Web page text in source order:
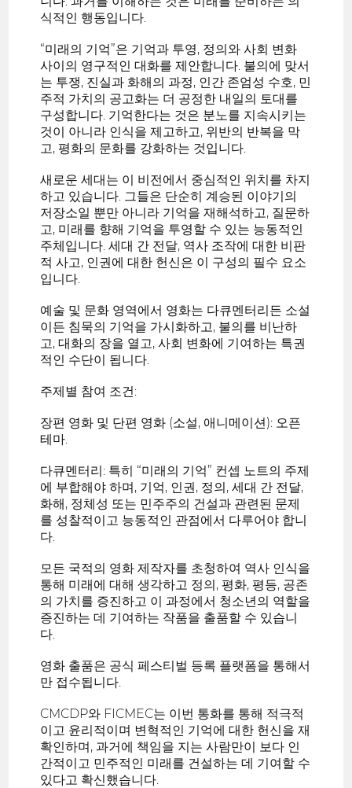
식적인 행동입니다.
“미래의 기억”은 기억과 투영, 정의와 사회 변화
사이의 영구적인 대화를 제안합니다. 불의에 맞서
는 투쟁, 진실과 화해의 과정, 인간 존엄성 수호, 민
주적 가치의 공고화는 더 공정한 내일의 토대를
구성합니다. 기억한다는 것은 분노를 지속시키는
것이 아니라 인식을 제고하고, 위반의 반복을 막
고, 평화의 문화를 강화하는 것입니다.
새로운 세대는 이 비전에서 중심적인 위치를 차지
하고 있습니다. 그들은 단순히 계승된 이야기의
저장소일 뿐만 아니라 기억을 재해석하고, 질문하
고, 미래를 향해 기억을 투영할 수 있는 능동적인
주체입니다. 세대 간 전달, 역사 조작에 대한 비판
적 사고, 인권에 대한 헌신은 이 구성의 필수 요소
입니다.
예술 및 문화 영역에서 영화는 다큐멘터리든 소설
이든 침묵의 기억을 가시화하고, 불의를 비난하
고, 대화의 장을 열고, 사회 변화에 기여하는 특권
적인 수단이 됩니다.
주제별 참여 조건:
장편 영화 및 단편 영화 (소설, 애니메이션): 오픈
테마.
다큐멘터리: 특히 “미래의 기억” 컨셉 노트의 주제
에 부합해야 하며, 기억, 인권, 정의, 세대 간 전달,
화해, 정체성 또는 민주주의 건설과 관련된 문제
를 성찰적이고 능동적인 관점에서 다루어야 합니
다.
모든 국적의 영화 제작자를 초청하여 역사 인식을
통해 미래에 대해 생각하고 정의, 평화, 평등, 공존
의 가치를 증진하고 이 과정에서 청소년의 역할을
증진하는 데 기여하는 작품을 출품할 수 있습니
다.
영화 출품은 공식 페스티벌 등록 플랫폼을 통해서
만 접수됩니다.
CMCDP와 FICMEC는 이번 통화를 통해 적극적
이고 윤리적이며 변혁적인 기억에 대한 헌신을 재
확인하며, 과거에 책임을 지는 사람만이 보다 인
간적이고 민주적인 미래를 건설하는 데 기여할 수
있다고 확신했습니다.